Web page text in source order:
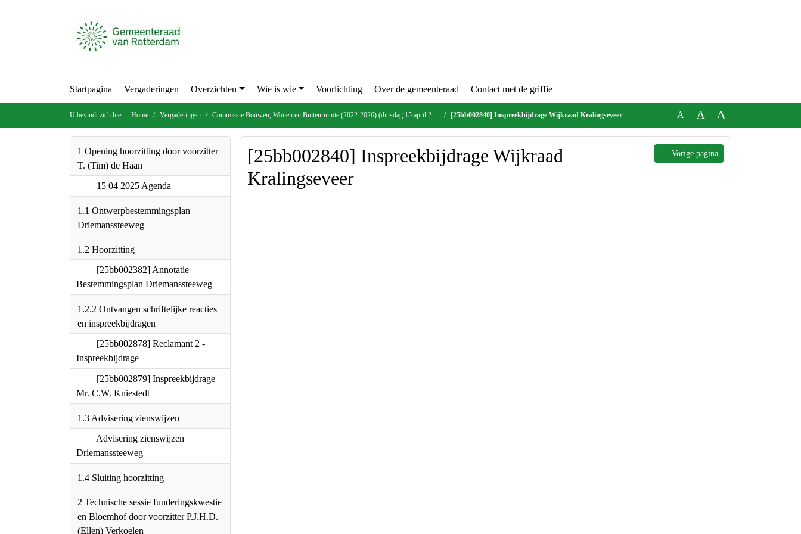
Startpagina Vergaderingen Overzichten Wie is wie Voorlichting Over de gemeenteraad Contact met de griffie
U bevindt zich hier: Home Vergaderingen Commissie Bouwen, Wonen en Buitenruimte (2022-2026) (dinsdag 15 april 2025) [25bb002840] Inspreekbijdrage Wijkraad Kralingseveer A A A
1 Opening hoorzitting door
voorzitter T. (Tim) de Haan
15 04 2025 Agenda
1.1 Ontwerpbestemmingsplan
Driemanssteeweg
1.2 Hoorzitting
[25bb002382] Annotatie
Bestemmingsplan
Driemanssteeweg
1.2.2 Ontvangen schriftelijke
[25bb002878] Reclamant 2 -
Inspreekbijdrage
[25bb002879]
Inspreekbijdrage Mr. C.W.
Kniestedt
1.3 Advisering zienswijzen
Advisering zienswijzen
Driemanssteeweg
1.4 Sluiting hoorzitting
2 Technische sessie
Vorige pagina
[25bb002840] Inspreekbijdrage Wijkraad
Kralingseveer